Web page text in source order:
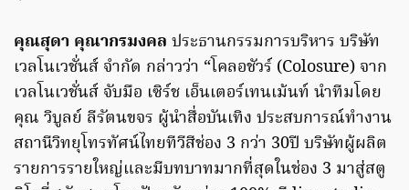
คุณสุดา คุณากรมงคล ประธานกรรมการบริหาร บริษัท
เวลโนเวชั่นส์ จำกัด กล่าวว่า “โคลอชัวร์ (Colosure) จาก
เวลโนเวชั่นส์ จับมือ เซิร์ช เอ็นเตอร์เทนเม้นท์ นำทีมโดย
คุณ วิบูลย์ ลีรัตนขจร ผู้นำสื่อบันเทิง ประสบการณ์ทำงาน
สถานีวิทยุโทรทัศน์ไทยทีวีสีช่อง 3 กว่า 30ปี บริษัทผู้ผลิต
รายการรายใหญ่และมีบทบาทมากที่สุดในช่อง 3 มาสู่สตู